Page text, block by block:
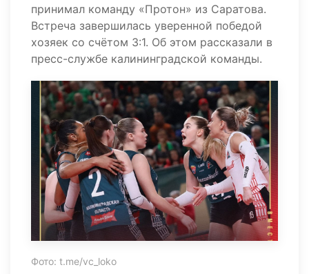
принимал команду «Протон» из Саратова.
Встреча завершилась уверенной победой
хозяек со счётом 3:1. Об этом рассказали в
пресс-службе калининградской команды.
Фото: t.me/vc_loko